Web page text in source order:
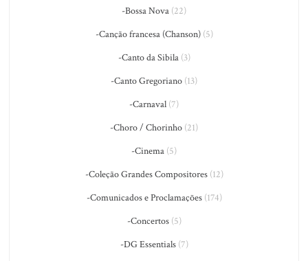
-Bossa Nova (22)
-Canção francesa (Chanson)(5)
-Canto da Sibila(3)
-Canto Gregoriano (13)
-Carnaval (7)
-Choro / Chorinho (21)
-Cinema (5)
-Coleção Grandes Compositores(12)
-Comunicados e Proclamações(174)
-Concertos(5)
-DG Essentials(7)